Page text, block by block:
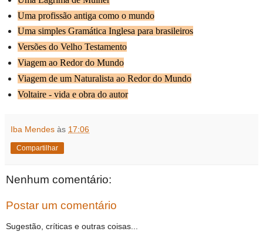
Uma profissão antiga como o mundo
Uma simples Gramática Inglesa para brasileiros
Versões do Velho Testamento
Viagem ao Redor do Mundo
Viagem de um Naturalista ao Redor do Mundo
Voltaire - vida e obra do autor
Iba Mendes às 17:06
Compartilhar
Nenhum comentário:
Postar um comentário
Sugestão, críticas e outras coisas...